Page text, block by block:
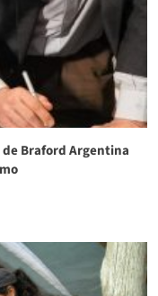
Braford Argentina